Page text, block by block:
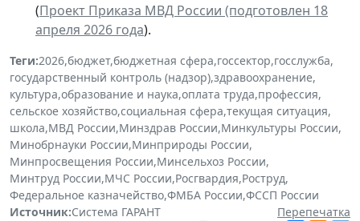
(Проект Приказа МВД России (подготовлен 18
апреля 2026 года).
Теги:2026,бюджет,бюджетная сфера,госсектор,госслужба,
государственный контроль (надзор),здравоохранение,
культура,образование и наука,оплата труда,профессия,
сельское хозяйство,социальная сфера,текущая ситуация,
школа,МВД России,Минздрав России,Минкультуры России,
Минобрнауки России,Минприроды России,
Минпросвещения России,Минсельхоз России,
Минтруд России,МЧС России,Росгвардия,Роструд,
Федеральное казначейство,ФМБА России,ФССП России
Источник:Система ГАРАНТ
Перепечатка